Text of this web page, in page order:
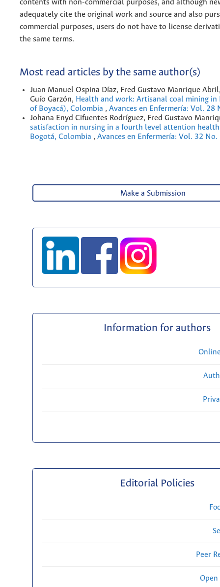
contents with non-commercial purposes, and although
adequately cite the original work and source and also
commercial purposes, users do not have to license
the same terms.
Most read articles by the same author(s)
Juan Manuel Ospina Díaz, Fred Gustavo Manrique
Guío Garzón, Health and work: Artisanal coal mining in
of Boyacá), Colombia , Avances en Enfermería: Vol. 28
Johana Enyd Cifuentes Rodríguez, Fred Gustavo
satisfaction in nursing in a fourth level attention
Bogotá, Colombia , Avances en Enfermería: Vol. 32
Make a Submission
Information for authors
Editorial Policies
Peer
Open